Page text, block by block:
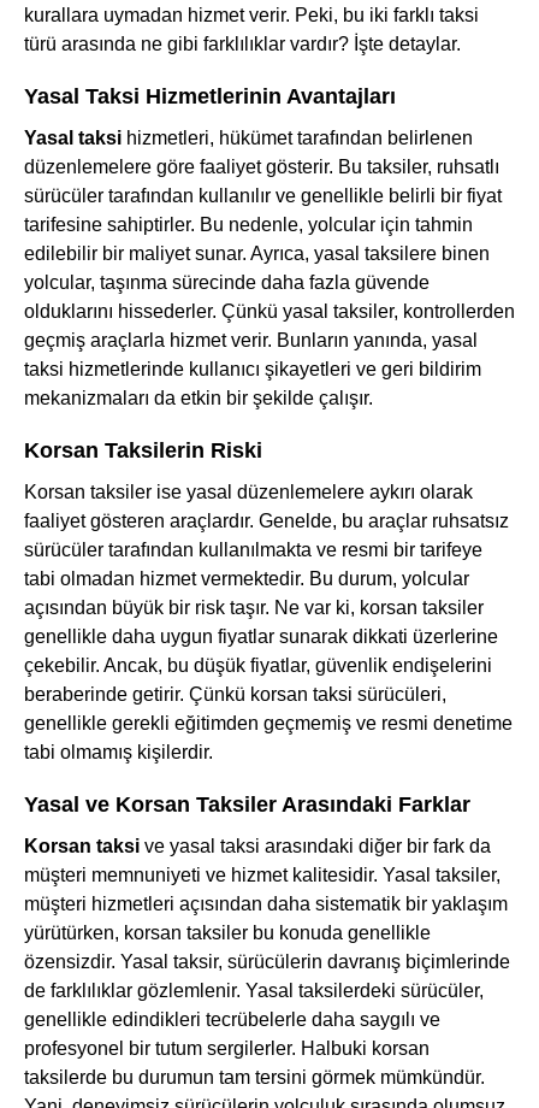
kurallara uymadan hizmet verir. Peki, bu iki farklı taksi
türü arasında ne gibi farklılıklar vardır? İşte detaylar.
Yasal Taksi Hizmetlerinin Avantajları
Yasal taksi hizmetleri, hükümet tarafından belirlenen
düzenlemelere göre faaliyet gösterir. Bu taksiler, ruhsatlı
sürücüler tarafından kullanılır ve genellikle belirli bir fiyat
tarifesine sahiptirler. Bu nedenle, yolcular için tahmin
edilebilir bir maliyet sunar. Ayrıca, yasal taksilere binen
yolcular, taşınma sürecinde daha fazla güvende
olduklarını hissederler. Çünkü yasal taksiler, kontrollerden
geçmiş araçlarla hizmet verir. Bunların yanında, yasal
taksi hizmetlerinde kullanıcı şikayetleri ve geri bildirim
mekanizmaları da etkin bir şekilde çalışır.
Korsan Taksilerin Riski
Korsan taksiler ise yasal düzenlemelere aykırı olarak
faaliyet gösteren araçlardır. Genelde, bu araçlar ruhsatsız
sürücüler tarafından kullanılmakta ve resmi bir tarifeye
tabi olmadan hizmet vermektedir. Bu durum, yolcular
açısından büyük bir risk taşır. Ne var ki, korsan taksiler
genellikle daha uygun fiyatlar sunarak dikkati üzerlerine
çekebilir. Ancak, bu düşük fiyatlar, güvenlik endişelerini
beraberinde getirir. Çünkü korsan taksi sürücüleri,
genellikle gerekli eğitimden geçmemiş ve resmi denetime
tabi olmamış kişilerdir.
Yasal ve Korsan Taksiler Arasındaki Farklar
Korsan taksi ve yasal taksi arasındaki diğer bir fark da
müşteri memnuniyeti ve hizmet kalitesidir. Yasal taksiler,
müşteri hizmetleri açısından daha sistematik bir yaklaşım
yürütürken, korsan taksiler bu konuda genellikle
özensizdir. Yasal taksir, sürücülerin davranış biçimlerinde
de farklılıklar gözlemlenir. Yasal taksilerdeki sürücüler,
genellikle edindikleri tecrübelerle daha saygılı ve
profesyonel bir tutum sergilerler. Halbuki korsan
taksilerde bu durumun tam tersini görmek mümkündür.